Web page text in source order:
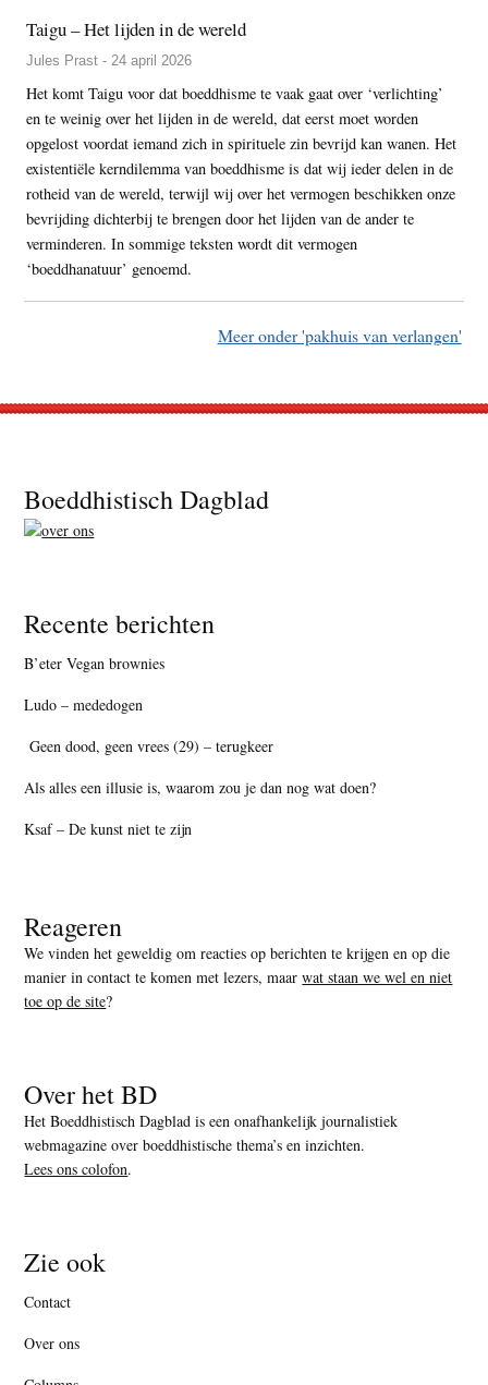
Taigu – Het lijden in de wereld
Jules Prast - 24 april 2026
Het komt Taigu voor dat boeddhisme te vaak gaat over ‘verlichting’
en te weinig over het lijden in de wereld, dat eerst moet worden
opgelost voordat iemand zich in spirituele zin bevrijd kan wanen. Het
existentiële kerndilemma van boeddhisme is dat wij ieder delen in de
rotheid van de wereld, terwijl wij over het vermogen beschikken onze
bevrijding dichterbij te brengen door het lijden van de ander te
verminderen. In sommige teksten wordt dit vermogen
‘boeddhanatuur’ genoemd.
Meer onder 'pakhuis van verlangen'
Footer
Boeddhistisch Dagblad
Recente berichten
B’eter Vegan brownies
Ludo – mededogen
Geen dood, geen vrees (29) – terugkeer
Als alles een illusie is, waarom zou je dan nog wat doen?
Ksaf – De kunst niet te zijn
Reageren
We vinden het geweldig om reacties op berichten te krijgen en op die
manier in contact te komen met lezers, maarwat staan we wel en niet
toe op de site?
Over het BD
Het Boeddhistisch Dagblad is een onafhankelijk journalistiek
webmagazine over boeddhistische thema’s en inzichten.
Lees ons colofon.
Zie ook
Contact
Over ons